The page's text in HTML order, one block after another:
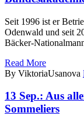
Seit 1996 ist er
Odenwald und seit
Bäcker-
Read More
By ViktoriaUsanova
13 Sep.: Aus
Sommeliers